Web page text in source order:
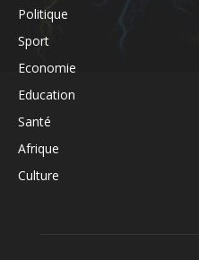
Politique
Sport
Economie
Education
Santé
Afrique
Culture